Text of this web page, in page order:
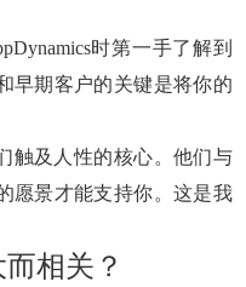
时第一手了解到
早期客户的关键是将你的
触及人性的核心。他们与
愿景才能支持你。这是我
相关？